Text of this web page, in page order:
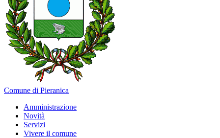
Comune di Pieranica
Amministrazione
Novità
Servizi
Vivere il comune